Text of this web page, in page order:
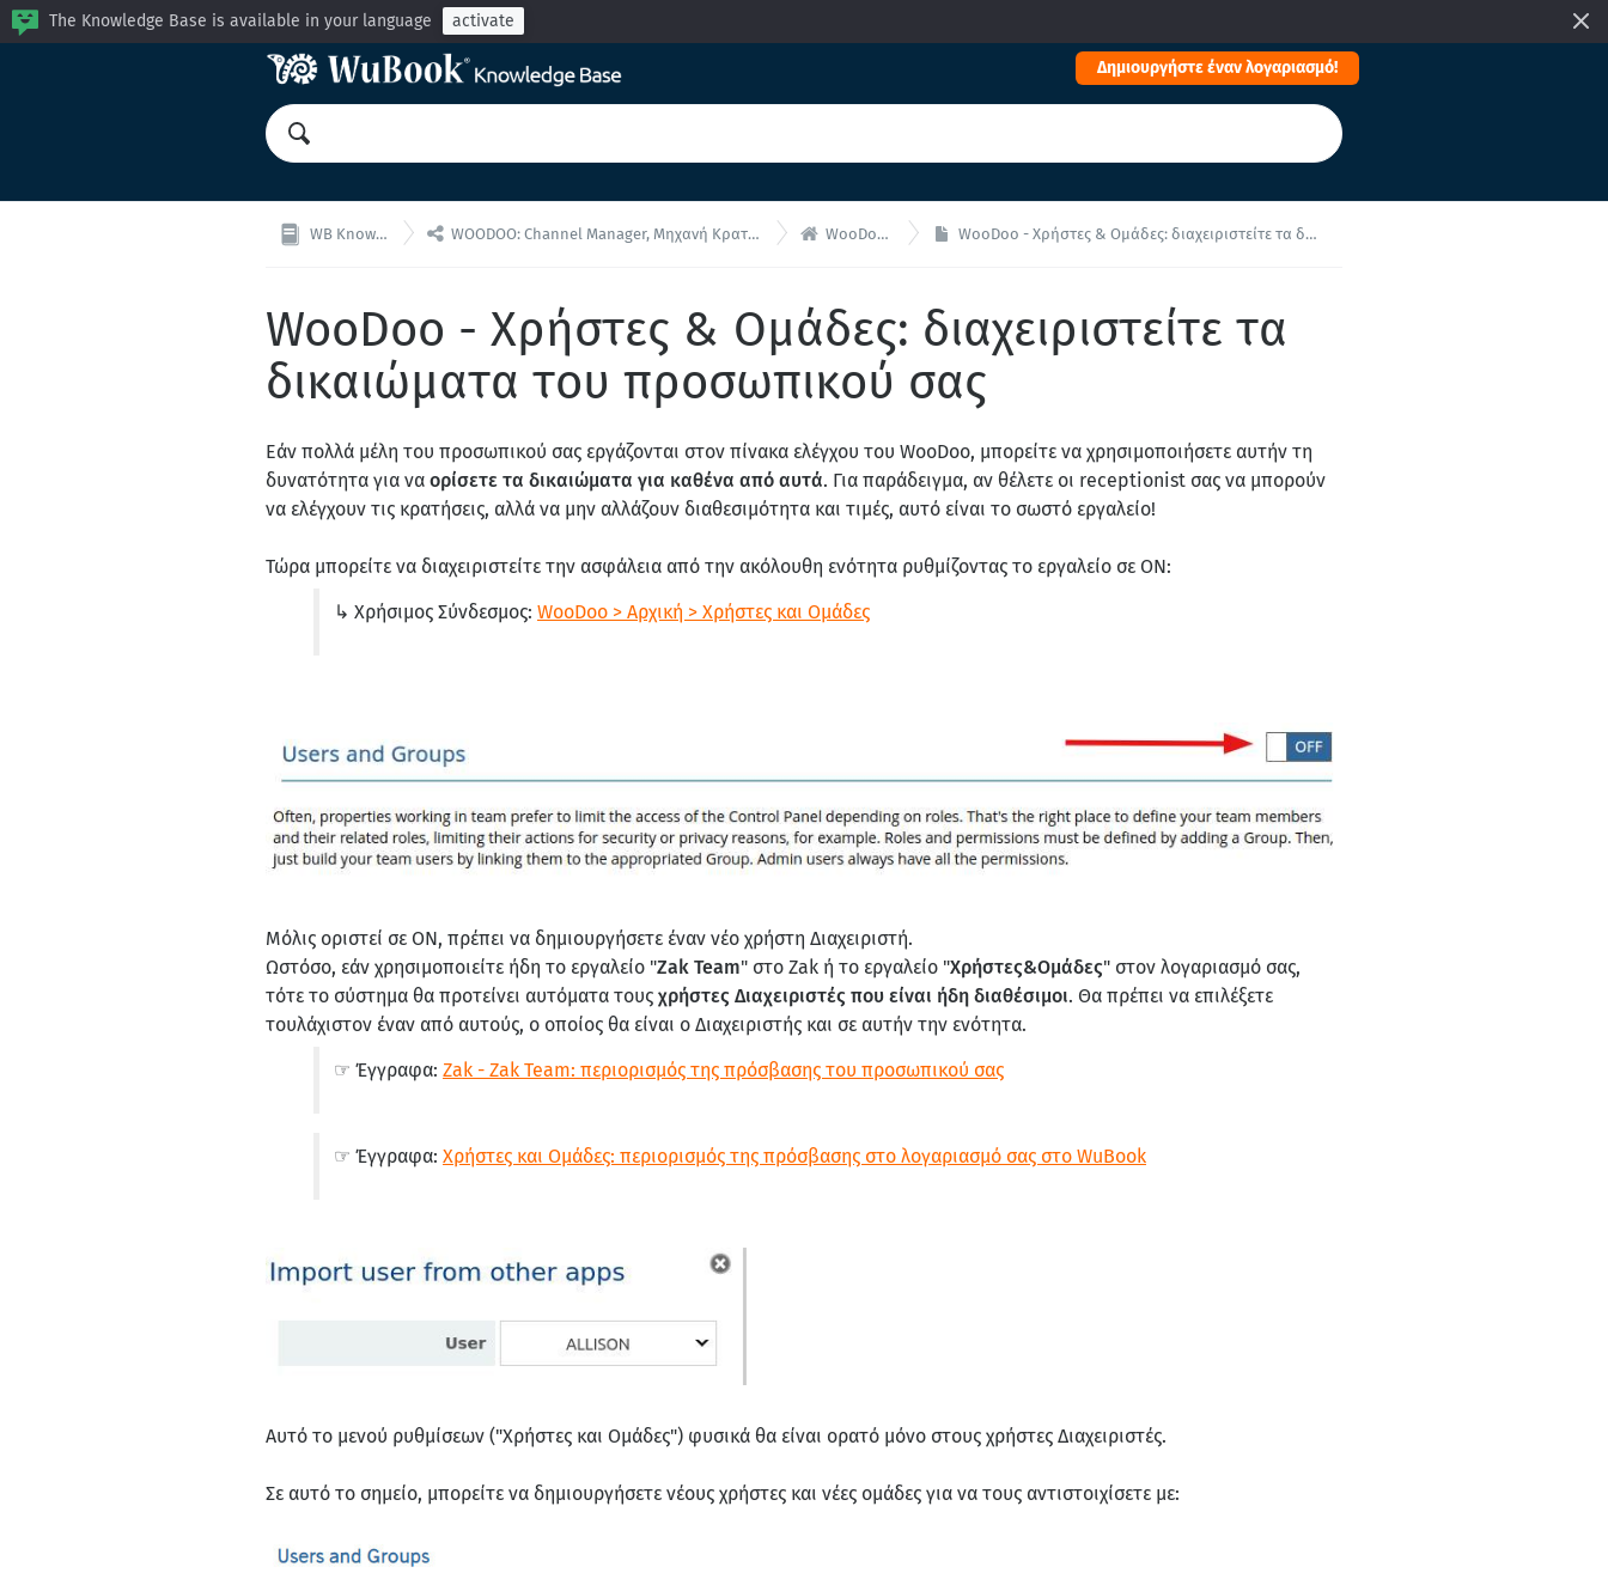
The Knowledge Base is available in your language activate
Δημιουργήστε έναν λογαριασμό!
WB Knowledge Base  WOODOO: Channel Manager, Μηχανή Κρατήσεων για ενσωματώσεις API  WooDoo - Αρχική WooDoo - Χρήστες & Ομάδες: διαχειριστείτε τα δικαιώματα του προσωπικού σας
WooDoo - Χρήστες & Ομάδες: διαχειριστείτε τα
δικαιώματα του προσωπικού σας
Εάν πολλά μέλη του προσωπικού σας εργάζονται στον πίνακα ελέγχου του WooDoo, μπορείτε να χρησιμοποιήσετε αυτήν τη
δυνατότητα για να ορίσετε τα δικαιώματα για καθένα από αυτά. Για παράδειγμα, αν θέλετε οι receptionist σας να μπορούν
να ελέγχουν τις κρατήσεις, αλλά να μην αλλάζουν διαθεσιμότητα και τιμές, αυτό είναι το σωστό εργαλείο!
Τώρα μπορείτε να διαχειριστείτε την ασφάλεια από την ακόλουθη ενότητα ρυθμίζοντας το εργαλείο σε ON:
↳ Χρήσιμος Σύνδεσμος: WooDoo > Αρχική > Χρήστες και Ομάδες
Μόλις οριστεί σε ON, πρέπει να δημιουργήσετε έναν νέο χρήστη Διαχειριστή.
Ωστόσο, εάν χρησιμοποιείτε ήδη το εργαλείο "Zak Team" στο Zak ή το εργαλείο "Χρήστες&Ομάδες" στον λογαριασμό σας,
τότε το σύστημα θα προτείνει αυτόματα τους χρήστες Διαχειριστές που είναι ήδη διαθέσιμοι. Θα πρέπει να επιλέξετε
τουλάχιστον έναν από αυτούς, ο οποίος θα είναι ο Διαχειριστής και σε αυτήν την ενότητα.
☞ Έγγραφα: Zak - Zak Team: περιορισμός της πρόσβασης του προσωπικού σας
☞ Έγγραφα: Χρήστες και Ομάδες: περιορισμός της πρόσβασης στο λογαριασμό σας στο WuBook
Αυτό το μενού ρυθμίσεων ("Χρήστες και Ομάδες") φυσικά θα είναι ορατό μόνο στους χρήστες Διαχειριστές.
Σε αυτό το σημείο, μπορείτε να δημιουργήσετε νέους χρήστες και νέες ομάδες για να τους αντιστοιχίσετε με: